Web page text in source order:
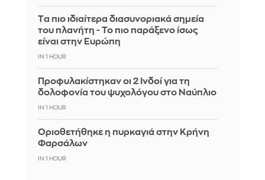
Tα πιο ιδιαίτερα διασυνοριακά σημεία
του πλανήτη - Το πιο παράξενο ίσως
είναι στην Ευρώπη
IN 1 HOUR
Προφυλακίστηκαν οι 2 Ινδοί για τη
δολοφονία του ψυχολόγου στο Ναύπλιο
IN 1 HOUR
Οριοθετήθηκε η πυρκαγιά στην Κρήνη
Φαρσάλων
IN 1 HOUR